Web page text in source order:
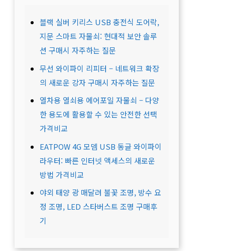
블랙 실버 키리스 USB 충전식 도어락,
지문 스마트 자물쇠: 현대적 보안 솔루
션 구매시 자주하는 질문
무선 와이파이 리피터 – 네트워크 확장
의 새로운 강자 구매시 자주하는 질문
열차용 열쇠용 에어포일 자물쇠 – 다양
한 용도에 활용할 수 있는 안전한 선택
가격비교
EATPOW 4G 모뎀 USB 동글 와이파이
라우터: 빠른 인터넷 액세스의 새로운
방법 가격비교
야외 태양 광 매달려 불꽃 조명, 방수 요
정 조명, LED 스타버스트 조명 구매후
기